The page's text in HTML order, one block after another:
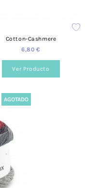
y estilo.
los niveles y
nuestra web, en la
Cotton-Cashmere
6,80 €
Ver Producto
AGOTADO